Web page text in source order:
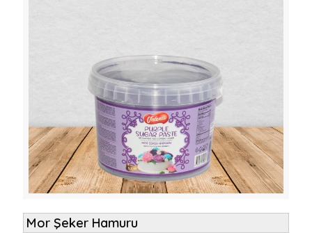
Mor Şeker Hamuru